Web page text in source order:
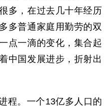
多，在过去几十年经历
多普通家庭用勤劳的双
点一滴的变化，集合起
中国发展进步，折射出
。一个13亿多人口的